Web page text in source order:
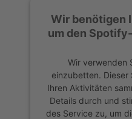
Wir benötigen
um den
Wir verwenden
einzubetten. Dieser
Ihren Aktivitäten
Details durch und
des Service zu, um